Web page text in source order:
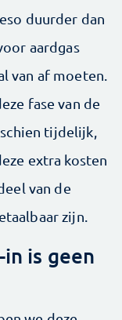
duurder dan
aardgas
van af moeten.
fase van de
tijdelijk,
extra kosten
van de
zijn.
is geen